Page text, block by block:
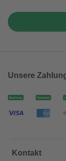
Unsere
Kontakt